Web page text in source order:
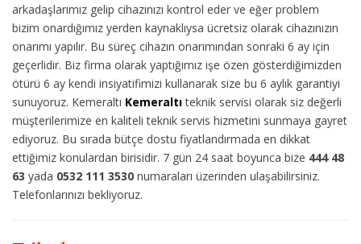
arkadaşlarımız gelip cihazınızı kontrol eder ve eğer problem
bizim onardığımız yerden kaynaklıysa ücretsiz olarak cihazınızın
onarımı yapılır. Bu süreç cihazın onarımından sonraki 6 ay için
geçerlidir. Biz firma olarak yaptığımız işe özen gösterdiğimizden
ötürü 6 ay kendi insiyatifimizi kullanarak size bu 6 aylık garantiyi
sunuyoruz. Kemeraltı Kemeraltı teknik servisi olarak siz değerli
müşterilerimize en kaliteli teknik servis hizmetini sunmaya gayret
ediyoruz. Bu sırada bütçe dostu fiyatlandırmada en dikkat
ettiğimiz konulardan birisidir. 7 gün 24 saat boyunca bize 444 48
63 yada 0532 111 3530 numaraları üzerinden ulaşabilirsiniz.
Telefonlarınızı bekliyoruz.